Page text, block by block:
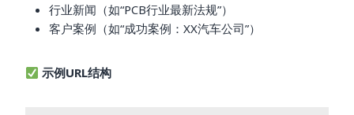
行业新闻（如“PCB行业最新法规”）
客户案例（如“成功案例：XX汽车公司”）
示例URL结构